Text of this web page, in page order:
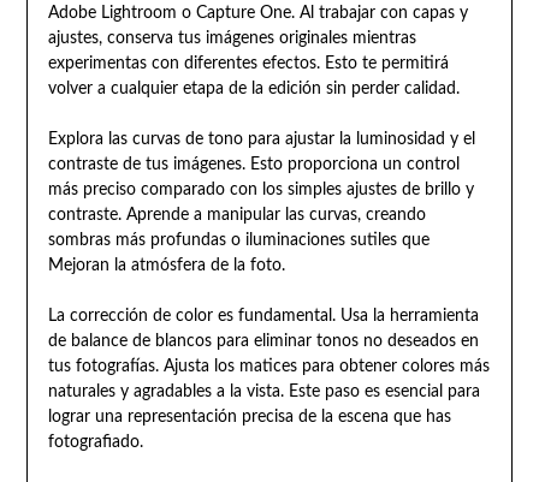
Adobe Lightroom o Capture One. Al trabajar con capas y
ajustes, conserva tus imágenes originales mientras
experimentas con diferentes efectos. Esto te permitirá
volver a cualquier etapa de la edición sin perder calidad.
Explora las curvas de tono para ajustar la luminosidad y el
contraste de tus imágenes. Esto proporciona un control
más preciso comparado con los simples ajustes de brillo y
contraste. Aprende a manipular las curvas, creando
sombras más profundas o iluminaciones sutiles que
Mejoran la atmósfera de la foto.
La corrección de color es fundamental. Usa la herramienta
de balance de blancos para eliminar tonos no deseados en
tus fotografías. Ajusta los matices para obtener colores más
naturales y agradables a la vista. Este paso es esencial para
lograr una representación precisa de la escena que has
fotografiado.